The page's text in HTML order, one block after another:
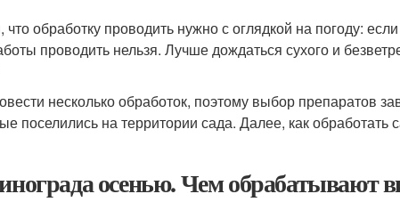
обработку проводить нужно с оглядкой на погоду:
проводить нельзя. Лучше дождаться сухого и
несколько обработок, поэтому выбор препаратов
поселились на территории сада. Далее, как
осенью. Чем обрабатывают